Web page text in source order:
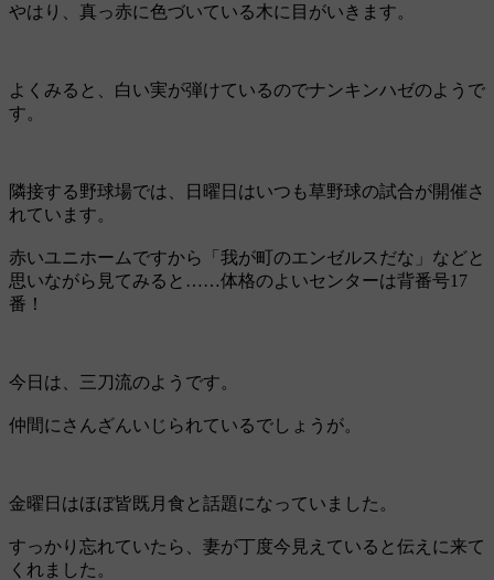
やはり、真っ赤に色づいている木に目がいきます。
よくみると、白い実が弾けているのでナンキンハゼのようで
す。
隣接する野球場では、日曜日はいつも草野球の試合が開催さ
れています。
赤いユニホームですから「我が町のエンゼルスだな」などと
思いながら見てみると……体格のよいセンターは背番号17
番！
今日は、三刀流のようです。
仲間にさんざんいじられているでしょうが。
金曜日はほぼ皆既月食と話題になっていました。
すっかり忘れていたら、妻が丁度今見えていると伝えに来て
くれました。